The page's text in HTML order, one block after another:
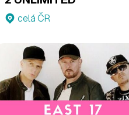
celá ČR